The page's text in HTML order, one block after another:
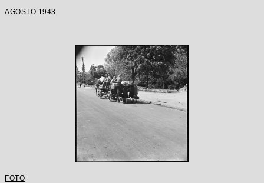
AGOSTO 1943
FOTO